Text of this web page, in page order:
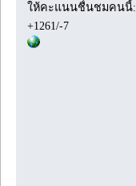
ให้คะแนนชื่นชมคนนี้:
+1261/-7